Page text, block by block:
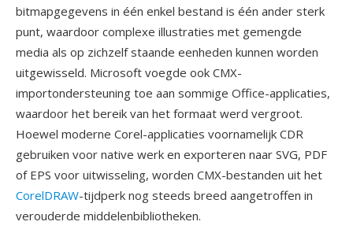
bitmapgegevens in één enkel bestand is één ander sterk
punt, waardoor complexe illustraties met gemengde
media als op zichzelf staande eenheden kunnen worden
uitgewisseld. Microsoft voegde ook CMX-
importondersteuning toe aan sommige Office-applicaties,
waardoor het bereik van het formaat werd vergroot.
Hoewel moderne Corel-applicaties voornamelijk CDR
gebruiken voor native werk en exporteren naar SVG, PDF
of EPS voor uitwisseling, worden CMX-bestanden uit het
CorelDRAW-tijdperk nog steeds breed aangetroffen in
verouderde middelenbibliotheken.